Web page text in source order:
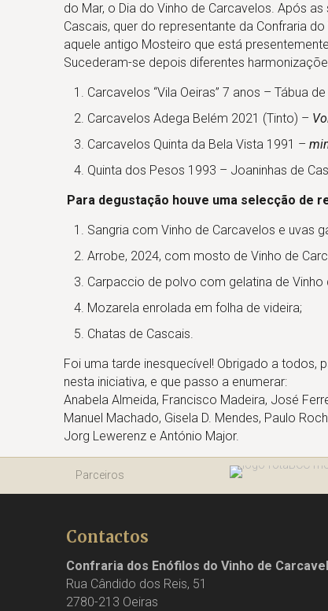
do Mar, o Dia do Vinho de Carcavelos. Após
Cascais, quer do representante da Confraria
aquele antigo Mosteiro que está
Sucederam-se depois diferentes
Carcavelos “Vila Oeiras” 7 anos – Tábua
Carcavelos Adega Belém 2021 (Tinto) –
Carcavelos Quinta da Bela Vista 1991 –
Quinta dos Pesos 1993 – Joaninhas de
Para degustação houve uma selecção de
Sangria com Vinho de Carcavelos e uvas
Arrobe, 2024, com mosto de Vinho de
Carpaccio de polvo com gelatina de Vinho
Mozarela enrolada em folha de videira;
Chatas de Cascais.
Foi uma tarde inesquecível! Obrigado a todos,
nesta iniciativa, e que passo a enumerar:
Anabela Almeida, Francisco Madeira, José
Manuel Machado, Gisela D. Mendes, Paulo
Jorg Lewerenz e António Major.
Parceiros
Contactos
Confraria dos Enófilos do Vinho de
Rua Cândido dos Reis, 51
2780-213 Oeiras